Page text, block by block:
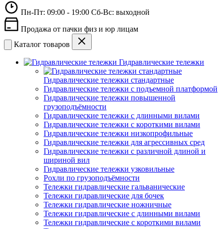
Пн-Пт: 09:00 - 19:00 Сб-Вс: выходной
Продажа от пачки физ и юр лицам
Каталог товаров
Гидравлические тележки
Гидравлические тележки стандартные
Гидравлические тележки с подъемной платформой
Гидравлические тележки повышенной
грузоподъёмности
Гидравлические тележки с длинными вилами
Гидравлические тележки с короткими вилами
Гидравлические тележки низкопрофильные
Гидравлические тележки для агрессивных сред
Гидравлические тележки с различной длиной и
шириной вил
Гидравлические тележки узковильные
Рохли по грузоподъёмности
Тележки гидравлические гальванические
Тележки гидравлические для бочек
Тележки гидравлические ножничные
Тележки гидравлические с длинными вилами
Тележки гидравлические с короткими вилами